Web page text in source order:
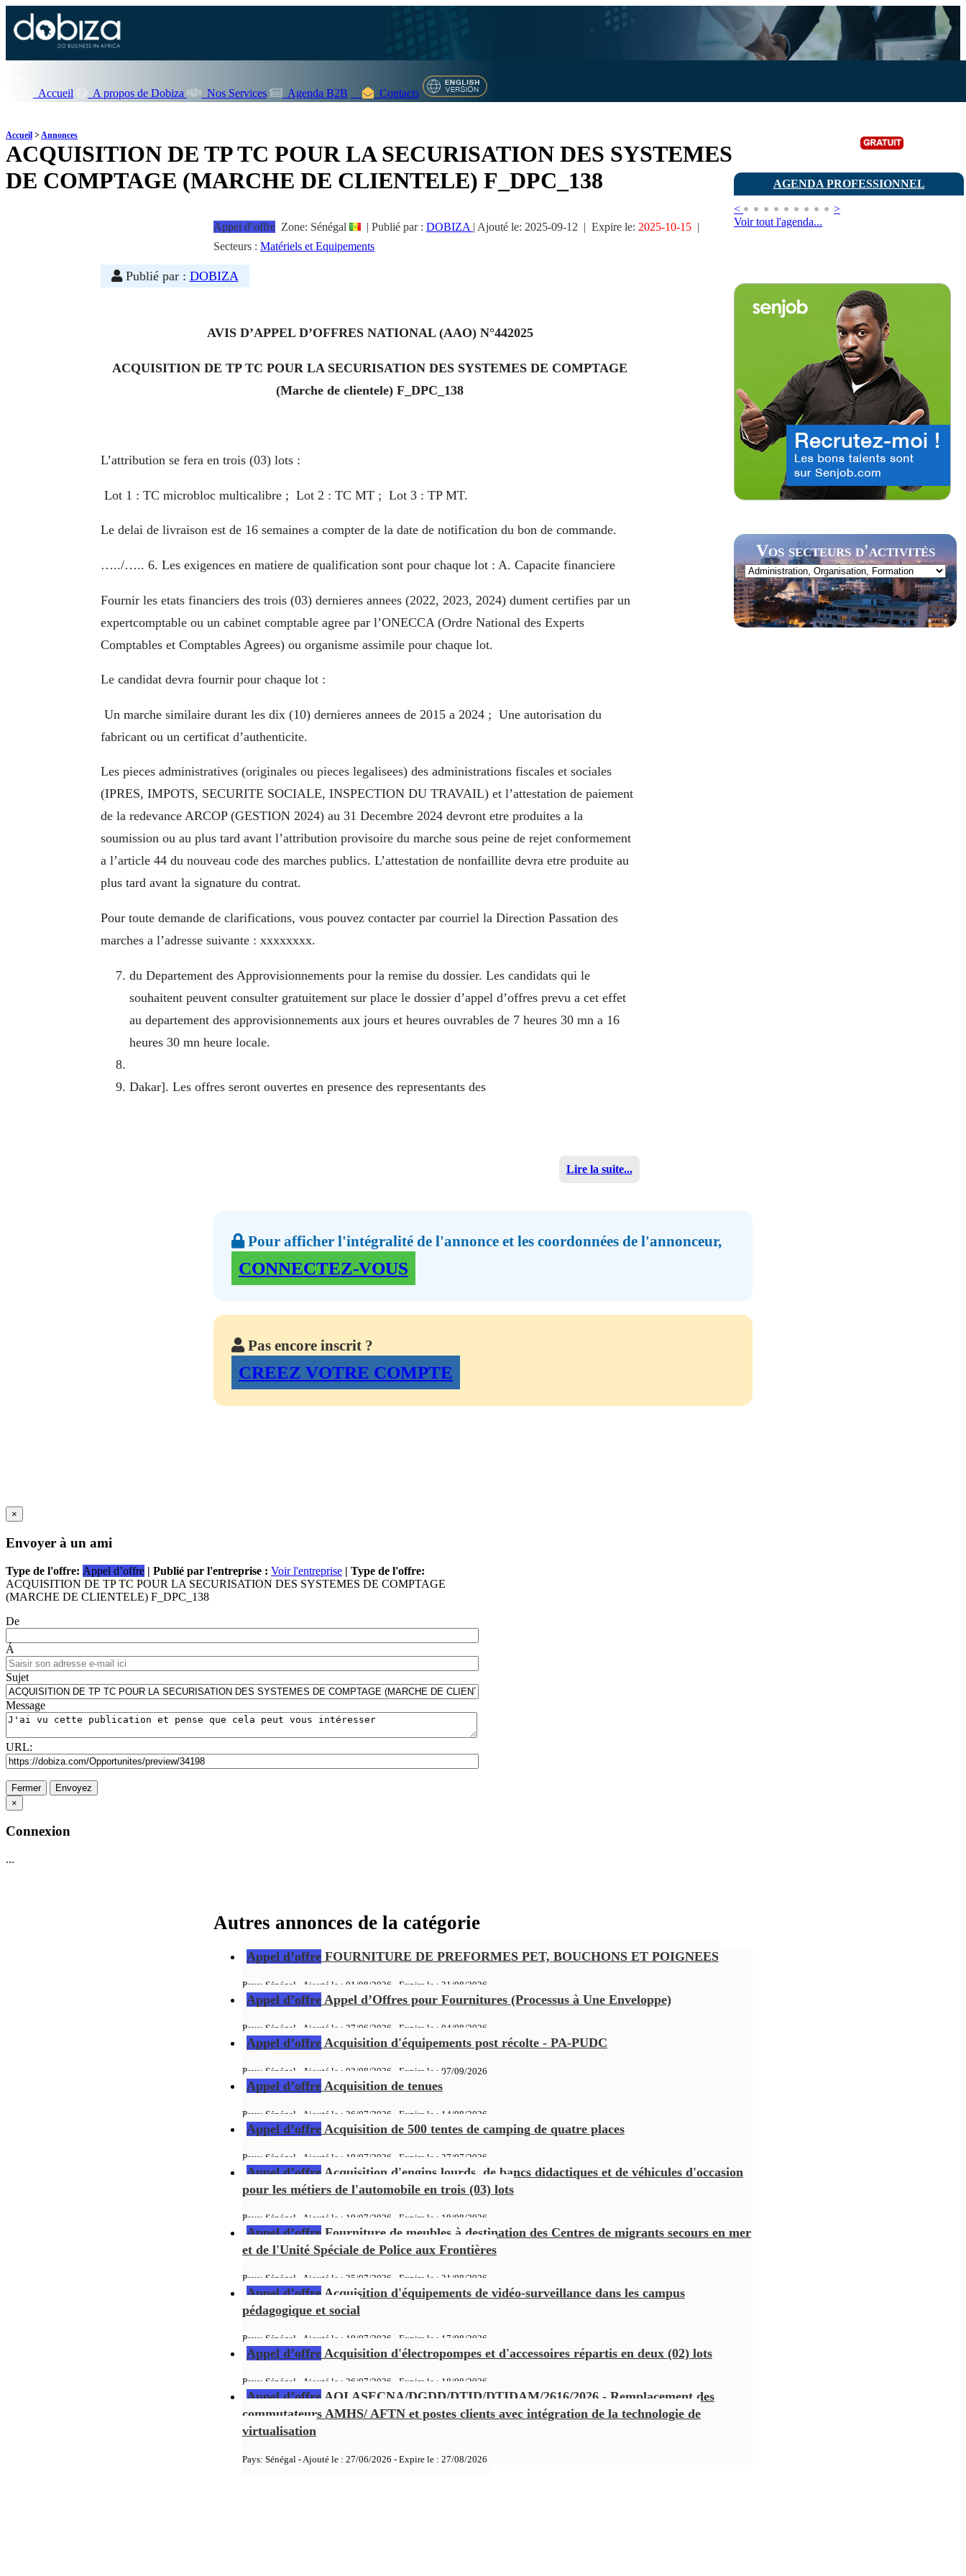
Accueil A propos de Dobiza Nos Services Agenda B2B Contacts
AGENDA PROFESSIONNEL
<
>
Voir tout l'agenda...
Vos secteurs d'activités
Accueil >Annonces
ACQUISITION DE TP TC POUR LA SECURISATION DES SYSTEMES
DE COMPTAGE (MARCHE DE CLIENTELE) F_DPC_138
Appel d’offre Zone: Sénégal | Publié par : DOBIZA | Ajouté le: 2025-09-12 | Expire le: 2025-10-15 |
Secteurs : Matériels et Equipements
Publié par : DOBIZA
AVIS D’APPEL D’OFFRES NATIONAL (AAO) N°442025
ACQUISITION DE TP TC POUR LA SECURISATION DES SYSTEMES DE COMPTAGE
(Marche de clientele) F_DPC_138
L’attribution se fera en trois (03) lots :
Lot 1 : TC microbloc multicalibre ; Lot 2 : TC MT ; Lot 3 : TP MT.
Le delai de livraison est de 16 semaines a compter de la date de notification du bon de commande.
…../….. 6. Les exigences en matiere de qualification sont pour chaque lot : A. Capacite financiere
Fournir les etats financiers des trois (03) dernieres annees (2022, 2023, 2024) dument certifies par un
expertcomptable ou un cabinet comptable agree par l’ONECCA (Ordre National des Experts
Comptables et Comptables Agrees) ou organisme assimile pour chaque lot.
Le candidat devra fournir pour chaque lot :
Un marche similaire durant les dix (10) dernieres annees de 2015 a 2024 ; Une autorisation du
fabricant ou un certificat d’authenticite.
Les pieces administratives (originales ou pieces legalisees) des administrations fiscales et sociales
(IPRES, IMPOTS, SECURITE SOCIALE, INSPECTION DU TRAVAIL) et l’attestation de paiement
de la redevance ARCOP (GESTION 2024) au 31 Decembre 2024 devront etre produites a la
soumission ou au plus tard avant l’attribution provisoire du marche sous peine de rejet conformement
a l’article 44 du nouveau code des marches publics. L’attestation de nonfaillite devra etre produite au
plus tard avant la signature du contrat.
Pour toute demande de clarifications, vous pouvez contacter par courriel la Direction Passation des
marches a l’adresse suivante : xxxxxxxx.
du Departement des Approvisionnements pour la remise du dossier. Les candidats qui le
souhaitent peuvent consulter gratuitement sur place le dossier d’appel d’offres prevu a cet effet
au departement des approvisionnements aux jours et heures ouvrables de 7 heures 30 mn a 16
heures 30 mn heure locale.
Dakar]. Les offres seront ouvertes en presence des representants des
Lire la suite...
Pour afficher l'intégralité de l'annonce et les coordonnées de l'annonceur,
CONNECTEZ-VOUS
Pas encore inscrit ?
CREEZ VOTRE COMPTE
×
Envoyer à un ami
Type de l'offre: Appel d’offre | Publié par l'entreprise : Voir l'entreprise | Type de l'offre:
ACQUISITION DE TP TC POUR LA SECURISATION DES SYSTEMES DE COMPTAGE
(MARCHE DE CLIENTELE) F_DPC_138
De
Á
Sujet
Message
URL:
Fermer
Envoyez
×
Connexion
...
Autres annonces de la catégorie
Appel d’offre FOURNITURE DE PREFORMES PET, BOUCHONS ET POIGNEES
Pays: Sénégal - Ajouté le : 01/08/2026 - Expire le : 31/08/2026
Appel d’offre Appel d’Offres pour Fournitures (Processus à Une Enveloppe)
Pays: Sénégal - Ajouté le : 27/06/2026 - Expire le : 04/08/2026
Appel d’offre Acquisition d'équipements post récolte - PA-PUDC
Pays: Sénégal - Ajouté le : 02/08/2026 - Expire le : 07/09/2026
Appel d’offre Acquisition de tenues
Pays: Sénégal - Ajouté le : 26/07/2026 - Expire le : 14/08/2026
Appel d’offre Acquisition de 500 tentes de camping de quatre places
Pays: Sénégal - Ajouté le : 19/07/2026 - Expire le : 27/07/2026
Appel d’offre Acquisition d'engins lourds, de bancs didactiques et de véhicules d'occasion
pour les métiers de l'automobile en trois (03) lots
Pays: Sénégal - Ajouté le : 19/07/2026 - Expire le : 19/08/2026
Appel d’offre Fourniture de meubles à destination des Centres de migrants secours en mer
et de l'Unité Spéciale de Police aux Frontières
Pays: Sénégal - Ajouté le : 25/07/2026 - Expire le : 21/08/2026
Appel d’offre Acquisition d'équipements de vidéo-surveillance dans les campus
pédagogique et social
Pays: Sénégal - Ajouté le : 19/07/2026 - Expire le : 17/08/2026
Appel d’offre Acquisition d'électropompes et d'accessoires répartis en deux (02) lots
Pays: Sénégal - Ajouté le : 26/07/2026 - Expire le : 18/08/2026
Appel d’offre AOI ASECNA/DGDD/DTID/DTIDAM/2616/2026 - Remplacement des
commutateurs AMHS/ AFTN et postes clients avec intégration de la technologie de
virtualisation
Pays: Sénégal - Ajouté le : 27/06/2026 - Expire le : 27/08/2026